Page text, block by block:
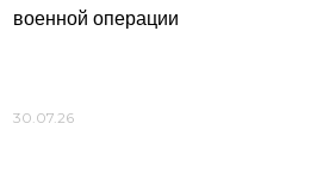
военной операции
30.07.26